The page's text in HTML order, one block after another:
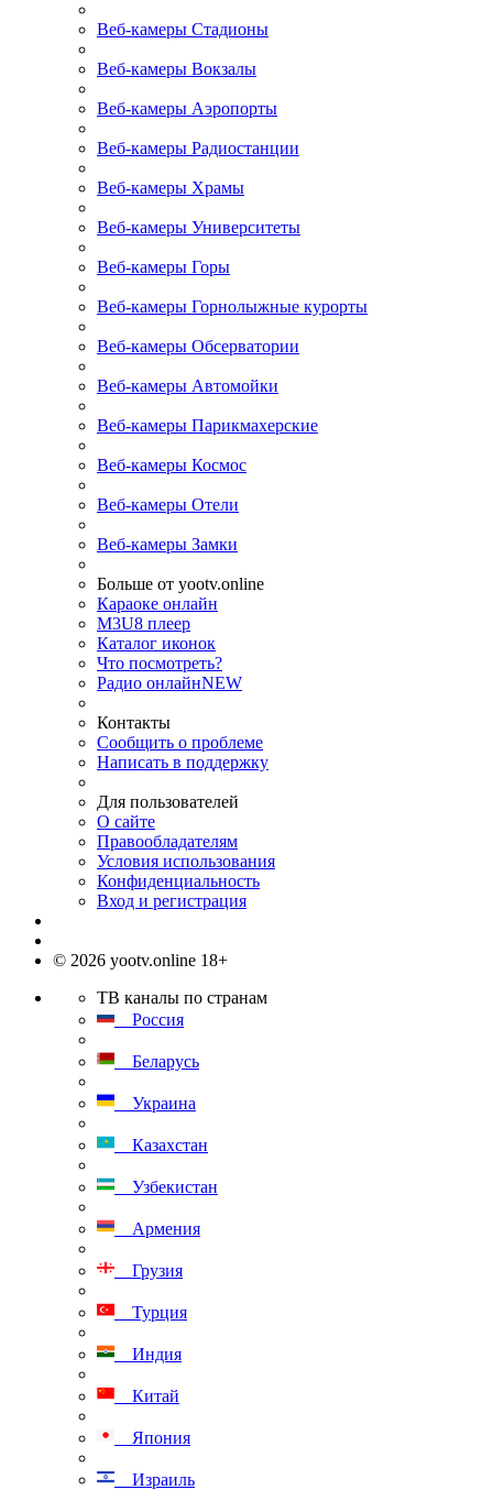
Веб-камеры Стадионы
Веб-камеры Вокзалы
Веб-камеры Аэропорты
Веб-камеры Радиостанции
Веб-камеры Храмы
Веб-камеры Университеты
Веб-камеры Горы
Веб-камеры Горнолыжные курорты
Веб-камеры Обсерватории
Веб-камеры Автомойки
Веб-камеры Парикмахерские
Веб-камеры Космос
Веб-камеры Отели
Веб-камеры Замки
Больше от yootv.online
Караоке онлайн
M3U8 плеер
Каталог иконок
Что посмотреть?
Радио онлайнNEW
Контакты
Сообщить о проблеме
Написать в поддержку
Для пользователей
О сайте
Правообладателям
Условия использования
Конфиденциальность
Вход и регистрация
© 2026 yootv.online 18+
ТВ каналы по странам
Россия
Беларусь
Украина
Казахстан
Узбекистан
Армения
Грузия
Турция
Индия
Китай
Япония
Израиль